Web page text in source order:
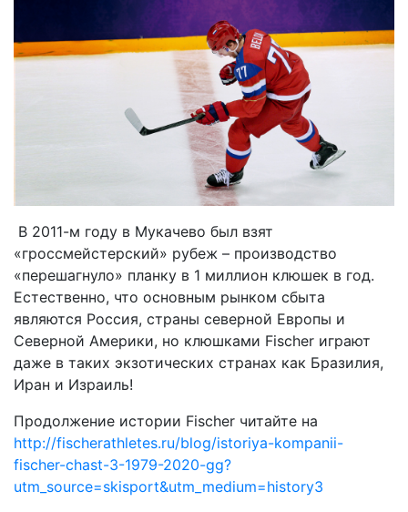
В 2011-м году в Мукачево был взят
«гроссмейстерский» рубеж – производство
«перешагнуло» планку в 1 миллион клюшек в год.
Естественно, что основным рынком сбыта
являются Россия, страны северной Европы и
Северной Америки, но клюшками Fischer играют
даже в таких экзотических странах как Бразилия,
Иран и Израиль!
Продолжение истории Fischer читайте на
http://fischerathletes.ru/blog/istoriya-kompanii-
fischer-chast-3-1979-2020-gg?
utm_source=skisport&utm_medium=history3